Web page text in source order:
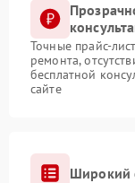
Точные прайс-
ремонта,
бесплатной
сайте
Широкий